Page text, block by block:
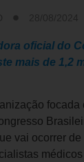
oficial do
mais de 1,2
vai ocorrer